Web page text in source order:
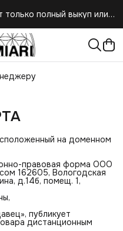
только полный выкуп или
на доменном
правовая форма ООО
162605, Вологодская
д.14б, помещ. 1,
публикует
дистанционным